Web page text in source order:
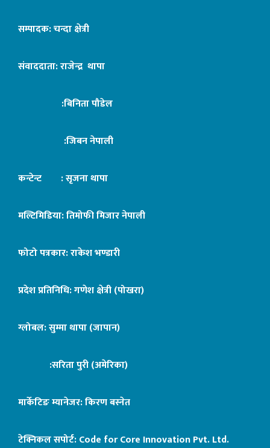
सम्पादक: चन्दा क्षेत्री
संवाददाता: राजेन्द्र थापा
:बिनिता पौडेल
:जिबन नेपाली
कन्टेन्ट : सृजना थापा
मल्टिमिडिया: तिमोफी मिजार नेपाली
फोटो पत्रकार: राकेश भण्डारी
प्रदेश प्रतिनिधि: गणेश क्षेत्री (पोखरा)
ग्लोबल: सुम्मा थापा (जापान)
:सरिता पुरी (अमेरिका)
मार्केटिङ म्यानेजर: किरण बस्नेत
टेक्निकल सपोर्ट:Code for Core Innovation Pvt. Ltd.